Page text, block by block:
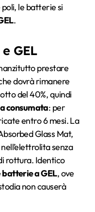
poli, le batterie si
.
GEL
prestare
dovrà rimanere
del 40%, quindi
consumata: per
entro 6 mesi. La
Glass Mat,
senza
rottura. Identico
batterie a GEL, ove
non causerà